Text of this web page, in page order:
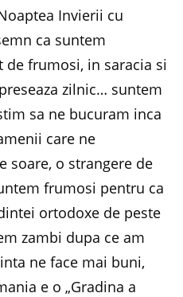
Invierii cu
ca suntem
frumosi, in saracia si
zilnic… suntem
sa ne bucuram inca
care ne
soare, o strangere de
frumosi pentru ca
ortodoxe de peste
zambi dupa ce am
ne face mai buni,
e o „Gradina a